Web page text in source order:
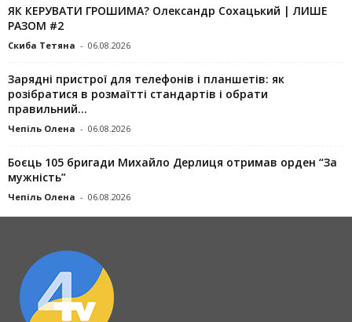
ЯК КЕРУВАТИ ГРОШИМА? Олександр Сохацький | ЛИШЕ
РАЗОМ #2
Скиба Тетяна - 06.08.2026
Зарядні пристрої для телефонів і планшетів: як
розібратися в розмаїтті стандартів і обрати
правильний...
Чепіль Олена - 06.08.2026
Боєць 105 бригади Михайло Дерлиця отримав орден “За
мужність”
Чепіль Олена - 06.08.2026